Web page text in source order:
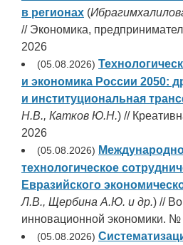
в регионах (
// Экономика,
2026
(05.08.2026)
и экономика России 2050:
и институциональная
Н.В., Катков Ю.Н.) //
2026
(05.08.2026)
технологическое
Евразийского
Л.В., Щербина А.Ю. и др.) //
инновационной экономики. №
(05.08.2026)